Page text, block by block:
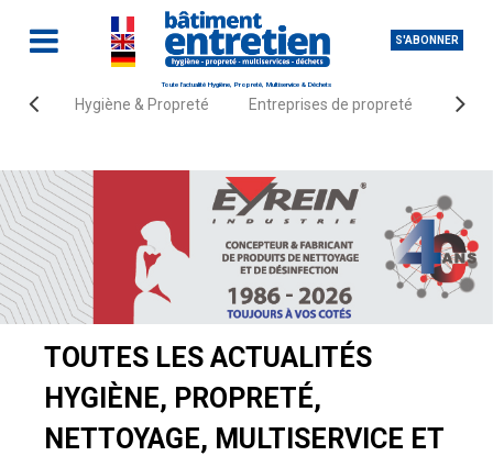
S'ABONNER
Toute l'actualité Hygiène, Propreté, Multiservice & Déchets
Hygiène & Propreté Entreprises de propreté
Accueil Actualités
TOUTES LES ACTUALITÉS
HYGIÈNE, PROPRETÉ,
NETTOYAGE, MULTISERVICE ET